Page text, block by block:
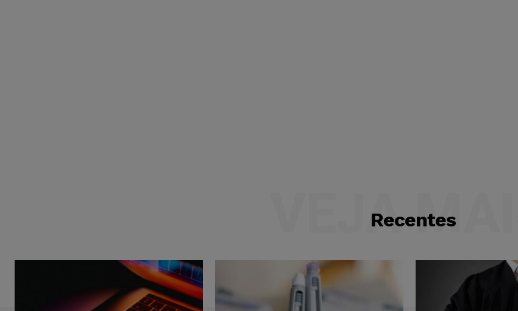
Recentes
VEJA MAIS